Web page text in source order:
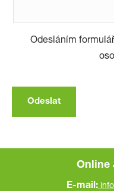
Odesláním
Online
E-mail: